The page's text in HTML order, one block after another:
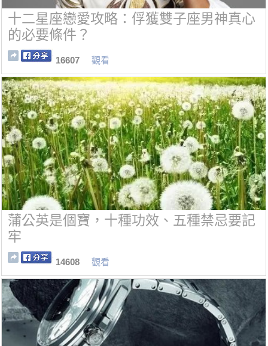
十二星座戀愛攻略：俘獲雙子座男神真心
的必要條件？
16607 觀看
蒲公英是個寶，十種功效、五種禁忌要記
牢
14608 觀看